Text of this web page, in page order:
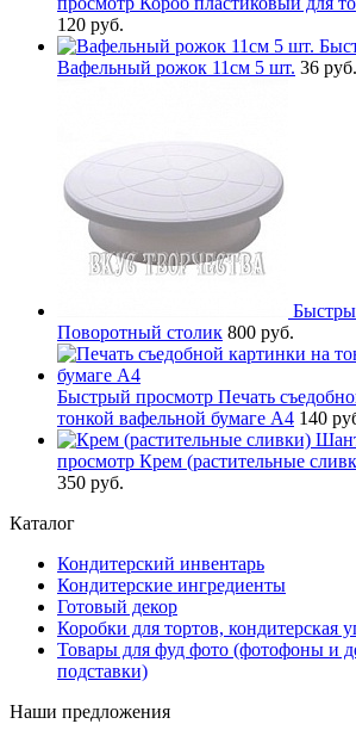
120 руб.
Вафельный рожок 11см 5 шт. 36 руб.
Поворотный столик 800 руб.
Быстрый просмотр Печать
тонкой вафельной бумаге А4 140
просмотр Крем (растительные
350 руб.
Каталог
Кондитерский инвентарь
Кондитерские ингредиенты
Готовый декор
Коробки для тортов, кондитерская
Товары для фуд фото (фотофоны и
подставки)
Наши предложения